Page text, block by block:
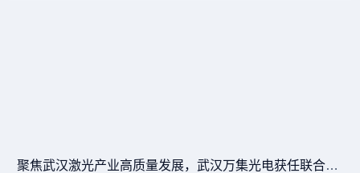
聚焦武汉激光产业高质量发展，武汉万集光电获任联合体副理事长单位